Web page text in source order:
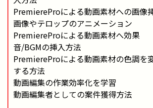
PremiereProによる動画素材への画像
画像やテロップのアニメーション
PremiereProによる動画素材へ効果
音/BGMの挿入方法
PremiereProによる動画素材の色調を
する方法
動画編集の作業効率化を学習
動画編集者としての案件獲得方法